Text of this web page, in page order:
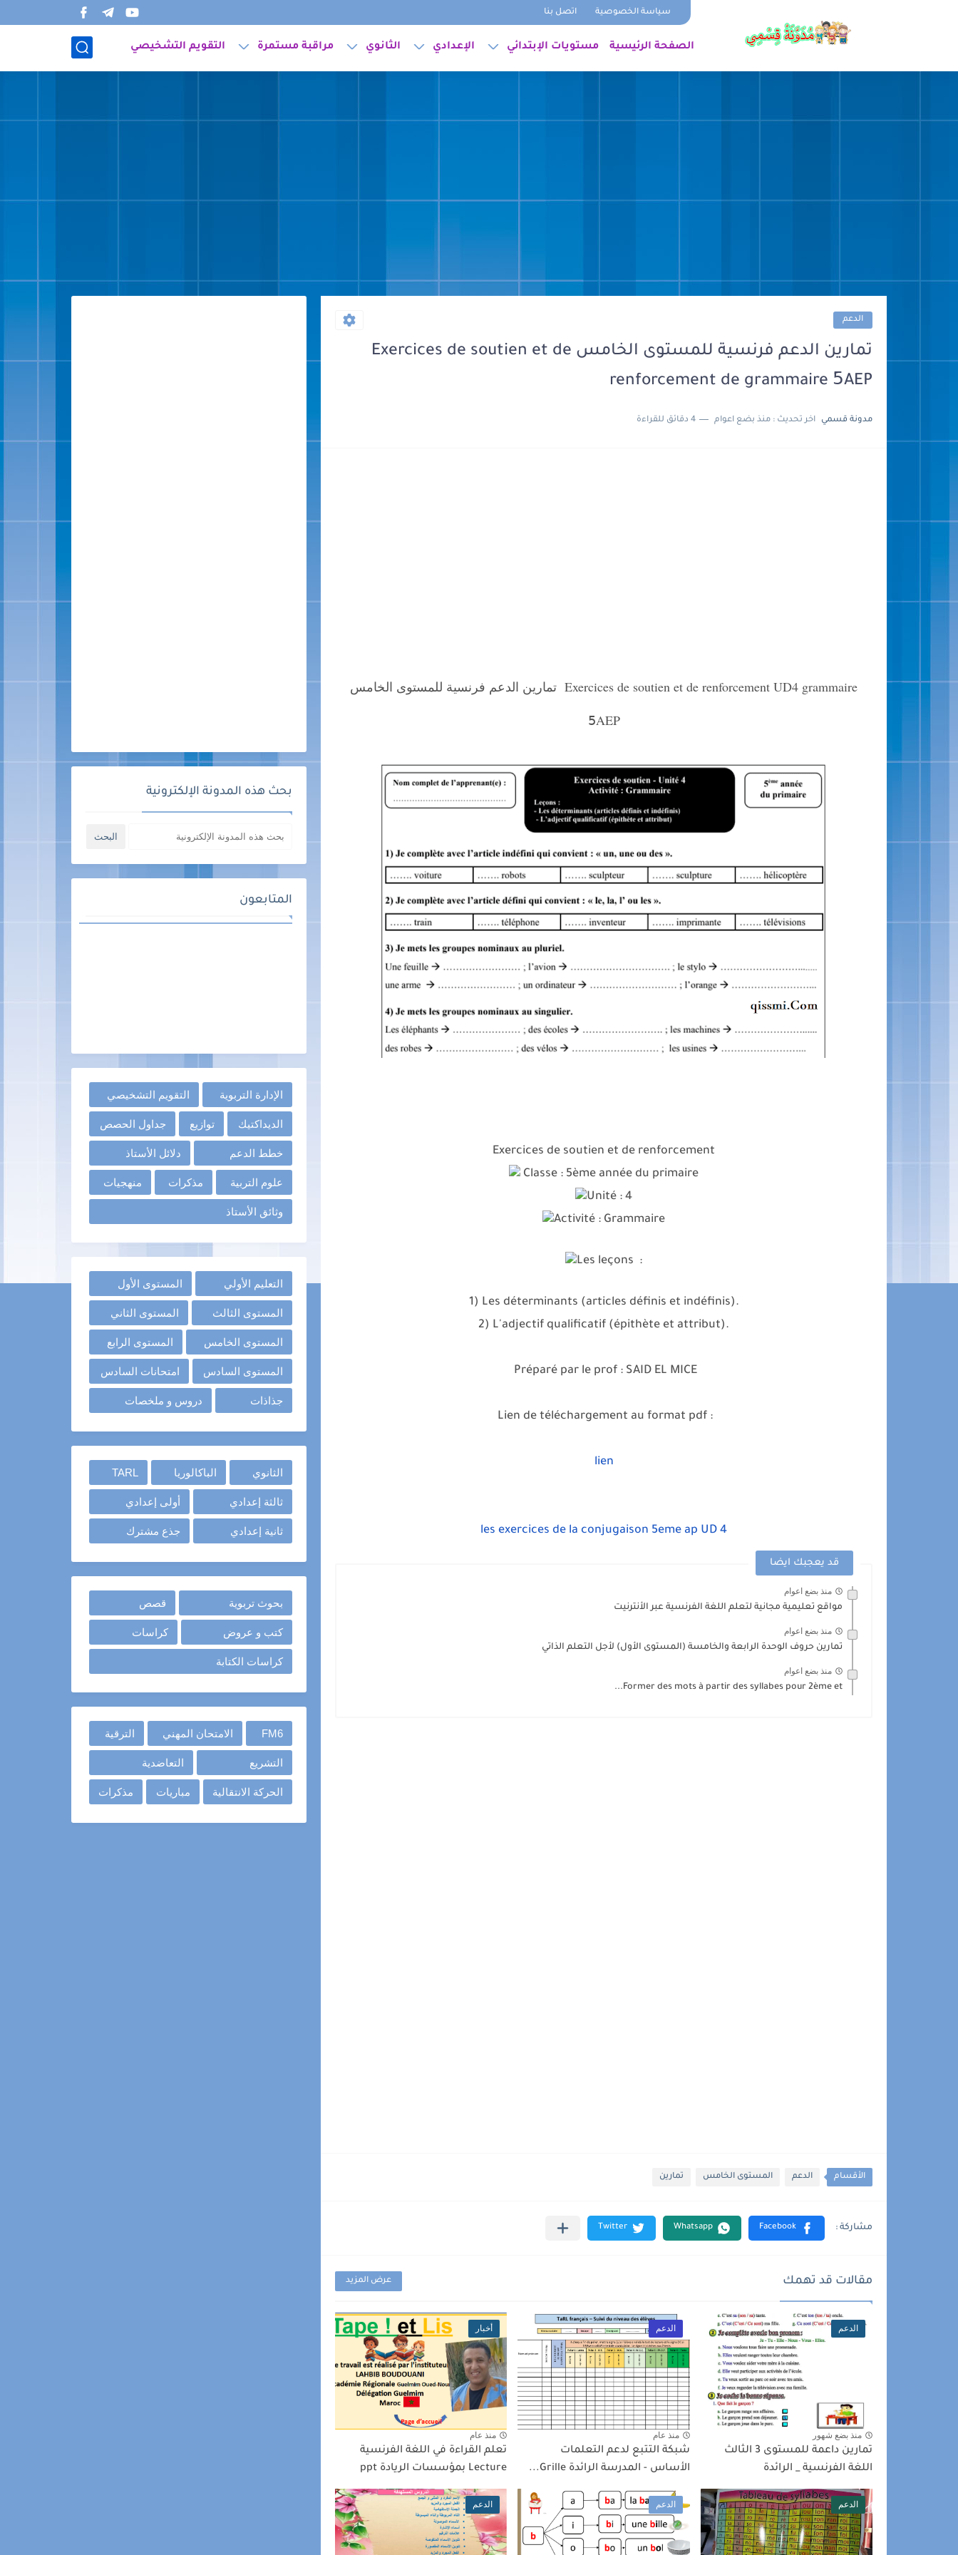
سياسة الخصوصية اتصل بنا
الصفحة الرئيسية مستويات الإبتدائي الإعدادي الثانوي مراقبة مستمرة التقويم التشخيصي
الدعم
تمارين الدعم فرنسية للمستوى الخامس Exercices de soutien et de
renforcement de grammaire 5َAEP
مدونة قسمي اخر تحديث : منذ بضع اعوام 4 دقائق للقراءة
تمارين الدعم فرنسية للمستوى الخامس Exercices de soutien et de renforcement UD4 grammaire
5َAEP
Exercices de soutien et de renforcement
Classe : 5ème année du primaire
Unité : 4
Activité : Grammaire
Les leçons :
1) Les déterminants (articles définis et indéfinis).
2) L'adjectif qualificatif (épithète et attribut).
Préparé par le prof : SAID EL MICE
Lien de téléchargement au format pdf :
lien
les exercices de la conjugaison 5eme ap UD 4
قد يعجبك ايضا
منذ بضع اعوام
مواقع تعليمية مجانية لتعلم اللغة الفرنسية عبر الأنترنيت
منذ بضع اعوام
تمارين حروف الوحدة الرابعة والخامسة (المستوى الأول) لأجل التعلم الذاتي
منذ بضع اعوام
Former des mots à partir des syllabes pour 2ème et...
الأقسام الدعم المستوى الخامس تمارين
مقالات قد تهمك عرض المزيد
الدعم
منذ بضع شهور
تمارين داعمة للمستوى 3 الثالث
اللغة الفرنسية _ الرائدة
الدعم
منذ عام
شبكة التتبع لدعم التعلمات
الأساس - المدرسة الرائدة Grille...
أخبار
منذ عام
تعلم القراءة في اللغة الفرنسية
Lecture بمؤسسات الريادة ppt
الدعم الدعم الدعم
بحث هذه المدونة الإلكترونية
المتابعون
الإدارة التربوية التقويم التشخيصي
الديداكتيك توازيع جداول الحصص
خطط الدعم دلائل الأستاذ
علوم التربية مذكرات منهجيات
وثائق الأستاذ
التعليم الأولي المستوى الأول
المستوى الثالث المستوى الثاني
المستوى الخامس المستوى الرابع
المستوى السادس امتحانات السادس
جذاذات دروس و ملخصات
الثانوي الباكالوريا TARL
ثالثة إعدادي أولى إعدادي
ثانية إعدادي جذع مشترك
بحوث تربوية قصص
كتب و عروض كراسات
كراسات الكتابة
FM6 الامتحان المهني الترقية
التشريع التعاضدية
الحركة الانتقالية مباريات مذكرات